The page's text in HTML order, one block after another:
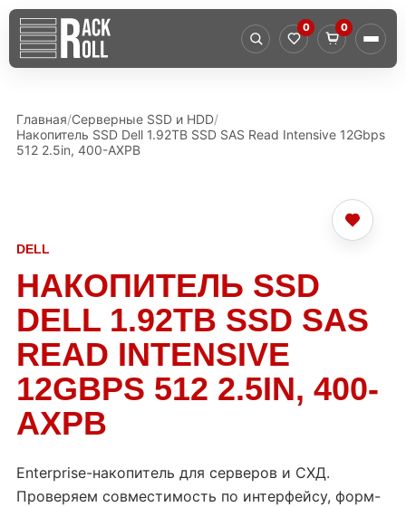
0 0
Главная Серверные SSD и HDD
Накопитель SSD Dell 1.92TB SSD SAS Read Intensive 12Gbps
512 2.5in, 400-AXPB
DELL
НАКОПИТЕЛЬ SSD
DELL 1.92TB SSD SAS
READ INTENSIVE
12GBPS 512 2.5IN, 400-
AXPB
Enterprise-накопитель для серверов и СХД.
Проверяем совместимость по интерфейсу, форм-